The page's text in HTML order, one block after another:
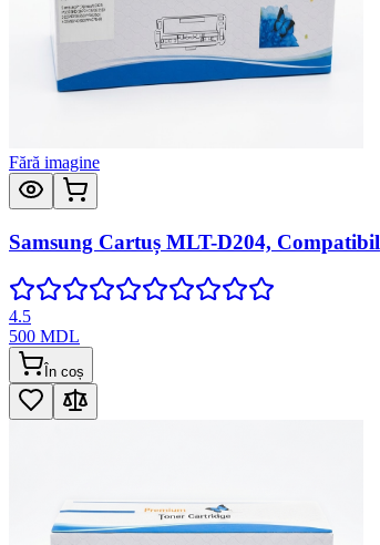
Fără imagine
Samsung Cartuș MLT-D204, Compatibil
4.5
500 MDL
În coș